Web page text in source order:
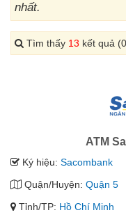
nhất.
Tìm thấy 13 kết quả
ATM
Ký hiệu: Sacombank
Quận/Huyện: Quận 5
Tỉnh/TP: Hồ Chí Minh